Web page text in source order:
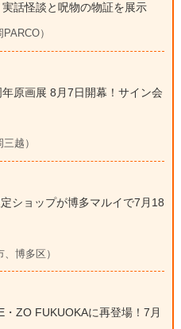
話怪談と呪物の物証を展示
）
原画展 8月7日開幕！サイン会
越）
ショップが博多マルイで7月18
博多区）
ZO FUKUOKAに再登場！7月